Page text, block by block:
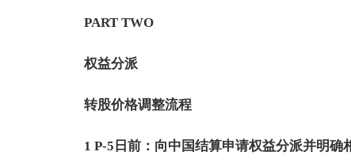
PART TWO
权益分派
转股价格调整流程
1 P-5日前：向中国结算申请权益分派并明确